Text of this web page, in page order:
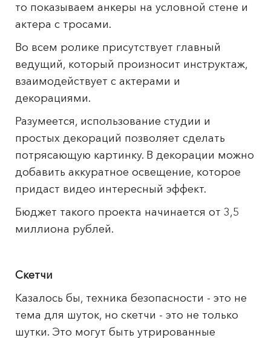
то показываем анкеры на условной стене и
актера с тросами.
Во всем ролике присутствует главный
ведущий, который произносит инструктаж,
взаимодействует с актерами и
декорациями.
Разумеется, использование студии и
простых декораций позволяет сделать
потрясающую картинку. В декорации можно
добавить аккуратное освещение, которое
придаст видео интересный эффект.
Бюджет такого проекта начинается от 3,5
миллиона рублей.
Скетчи
Казалось бы, техника безопасности - это не
тема для шуток, но скетчи - это не только
шутки. Это могут быть утрированные